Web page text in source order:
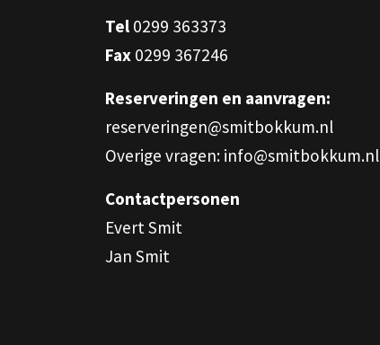
Tel 0299 363373
Fax 0299 367246
Reserveringen en aanvragen:
reserveringen@smitbokkum.nl
Overige vragen: info@smitbokkum.nl
Contactpersonen
Evert Smit
Jan Smit